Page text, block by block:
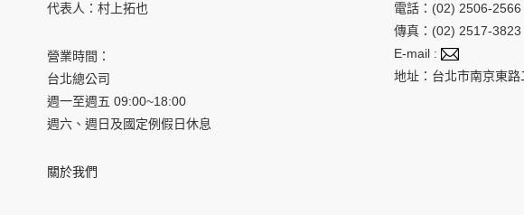
代表人：村上拓也
營業時間：
台北總公司
週一至週五 09:00~18:00
週六、週日及國定例假日休息
關於我們
電話：(02) 2506-2566
傳真：(02) 2517-3823
E-mail :
地址：台北市南京東路